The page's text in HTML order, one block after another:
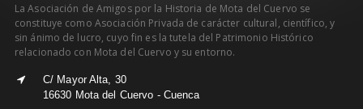
La Asociación de Amigos por la Historia de Mota del Cuervo se
constituye como Asociación Privada de carácter cultural, científico, y
sin ánimo de lucro, cuyo fin es la tutela del Patrimonio Histórico
relacionado con Mota del Cuervo y su entorno.
C/ Mayor Alta, 30
16630 Mota del Cuervo - Cuenca